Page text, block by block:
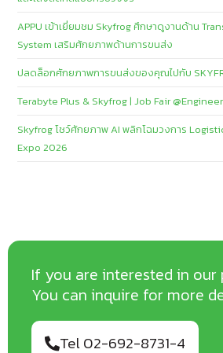
You can inquire for more
Tel 02-692-8731-4
Contact
230, C S Tower, Floor 9, 12